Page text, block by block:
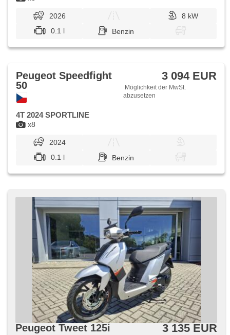
2026
8 kW
0.1 l
Benzin
x8
Peugeot Speedfight
50
3 094 EUR
Möglichkeit der MwSt.
abzusetzen
4T 2024 SPORTLINE
2024
0.1 l
Benzin
Peugeot Tweet 125i 3 135 EUR